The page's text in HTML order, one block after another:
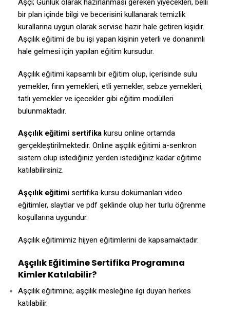
Aşçı; Günlük olarak hazırlanması gereken yiyecekleri, belli
bir plan içinde bilgi ve becerisini kullanarak temizlik
kurallarına uygun olarak servise hazır hale getiren kişidir.
Aşçılık eğitimi de bu işi yapan kişinin yeterli ve donanımlı
hale gelmesi için yapılan eğitim kursudur.
Aşçılık eğitimi kapsamlı bir eğitim olup, içerisinde sulu
yemekler, fırın yemekleri, etli yemekler, sebze yemekleri,
tatlı yemekler ve içecekler gibi eğitim modülleri
bulunmaktadır.
Aşçılık eğitimi sertifika kursu online ortamda
gerçekleştirilmektedir. Online aşçılık eğitimi a-senkron
sistem olup istediğiniz yerden istediğiniz kadar eğitime
katılabilirsiniz.
Aşçılık eğitimi sertifika kursu dokümanları video
eğitimler, slaytlar ve pdf şeklinde olup her turlu öğrenme
koşullarına uygundur.
Aşçılık eğitimimiz hijyen eğitimlerini de kapsamaktadır.
Aşçılık Eğitimine Sertifika Programına
Kimler Katılabilir?
Aşçılık eğitimine; aşçılık mesleğine ilgi duyan herkes
katılabilir.